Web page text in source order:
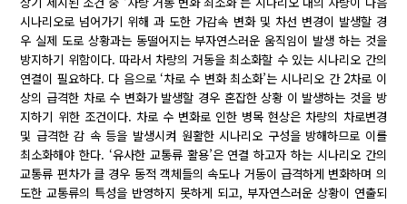
시나리오로 넘어가기 위해 과 도한 가감속 변화 및 차선 변경이 발생할 경
우 실제 도로 상황과는 동떨어지는 부자연스러운 움직임이 발생 하는 것을
방지하기 위함이다. 따라서 차량의 거동을 최소화할 수 있는 시나리오 간의
연결이 필요하다. 다 음으로 ‘차로 수 변화 최소화’는 시나리오 간 2차로 이
상의 급격한 차로 수 변화가 발생할 경우 혼잡한 상황 이 발생하는 것을 방
지하기 위한 조건이다. 차로 수 변화로 인한 병목 현상은 차량의 차로변경
및 급격한 감 속 등을 발생시켜 원활한 시나리오 구성을 방해하므로 이를
최소화해야 한다. ‘유사한 교통류 활용’은 연결 하고자 하는 시나리오 간의
교통류 편차가 클 경우 동적 객체들의 속도나 거동이 급격하게 변화하며 의
도한 교통류의 특성을 반영하지 못하게 되고, 부자연스러운 상황이 연출되